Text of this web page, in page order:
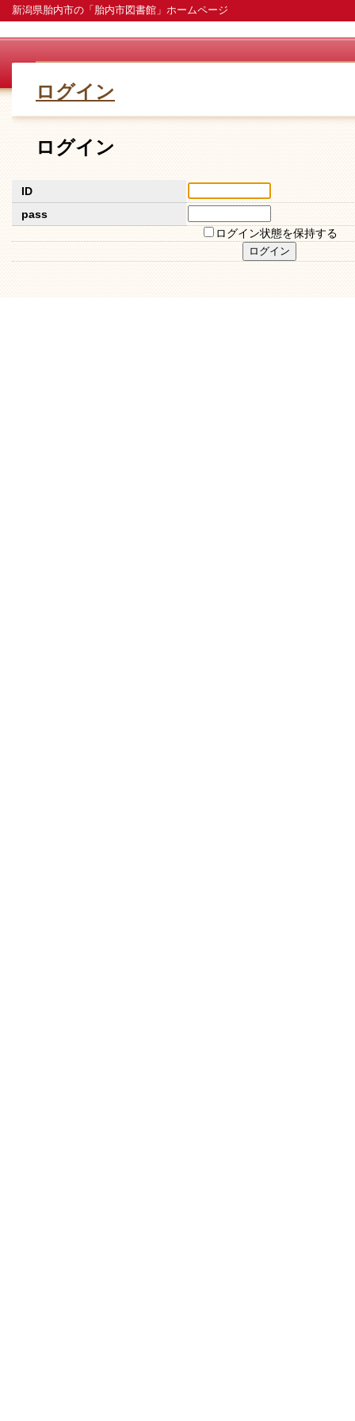
新潟県胎内市の「胎内市図書館」ホームページ
ログイン
ログイン
ID
pass
ログイン状態を保持する